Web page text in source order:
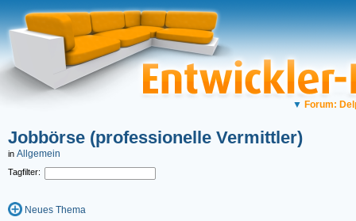
▼ Forum:
Jobbörse (professionelle Vermittler)
in Allgemein
Tagfilter:
Neues Thema